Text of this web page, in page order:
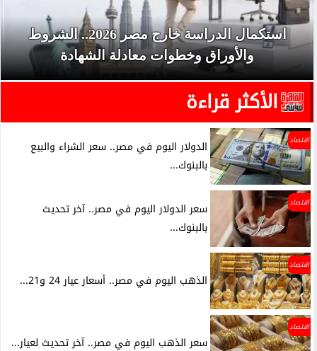
استكمال الدراسة خارج مصر 2026.. الشروط
والأوراق وخطوات معادلة الشهادة
الأكثر قراءة
اقتصاد
الدولار اليوم في مصر.. سعر الشراء والبيع
بالبنوك...
اقتصاد
سعر الدولار اليوم في مصر.. آخر تحديث
بالبنوك...
اقتصاد
الذهب اليوم في مصر.. أسعار عيار 24 و21...
اقتصاد
سعر الذهب اليوم في مصر.. آخر تحديث لعيار...